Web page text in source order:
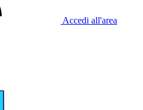
Accedi all'area